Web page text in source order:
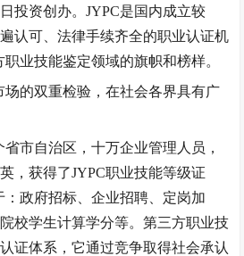
投资创办。JYPC是国内成立较
认可、法律手续齐全的职业认证机
业技能鉴定领域的旗帜和榜样。
场的双重检验，在社会各界具有广
市自治区，十万企业管理人员，
，获得了JYPC职业技能等级证
：政府招标、企业招聘、定岗加
校学生计算学分等。第三方职业技
证体系，它通过竞争取得社会承认